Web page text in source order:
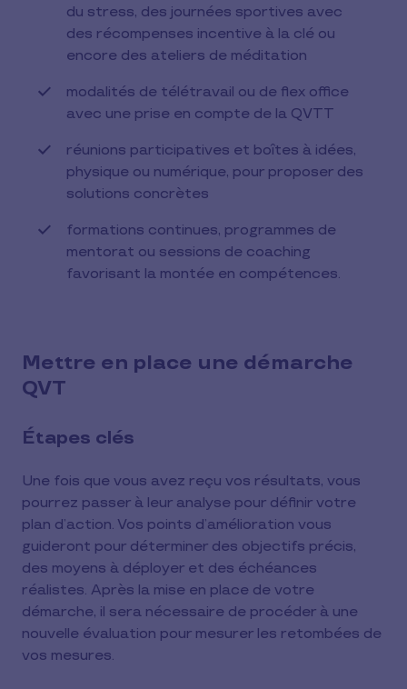
du stress, des journées sportives avec
des récompenses incentive à la clé ou
encore des ateliers de méditation
modalités de télétravail ou de flex office
avec une prise en compte de la QVTT
réunions participatives et boîtes à idées,
physique ou numérique, pour proposer des
solutions concrètes
formations continues, programmes de
mentorat ou sessions de coaching
favorisant la montée en compétences.
Mettre en place une démarche
QVT
Étapes clés
Une fois que vous avez reçu vos résultats, vous
pourrez passer à leur analyse pour définir votre
plan d’action. Vos points d’amélioration vous
guideront pour déterminer des objectifs précis,
des moyens à déployer et des échéances
réalistes. Après la mise en place de votre
démarche, il sera nécessaire de procéder à une
nouvelle évaluation pour mesurer les retombées de
vos mesures.